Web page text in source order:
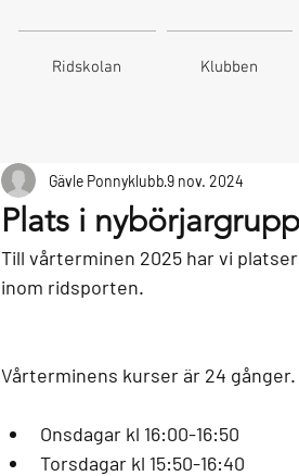
Plats i
Gävle Ponnyklubb9 nov. 2024
Till vårterminen 2025 har vi
inom ridsporten.
Vårterminens kurser är 24
Onsdagar kl 16:00-16:50
Torsdagar kl 15:50-16:40
Ridskolan Klubben